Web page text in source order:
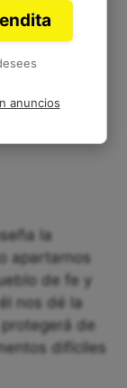
difícil en
más
en Él. Él es
ser una
la
apartarnos
de fe y
nos dé la
de
difíciles
anuncios